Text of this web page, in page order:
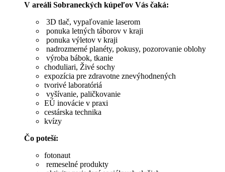
V areáli Sobraneckých kúpeľov Vás čaká:
3D tlač, vypaľovanie laserom
ponuka letných táborov v kraji
ponuka výletov v kraji
nadrozmerné planéty, pokusy, pozorovanie oblohy
výroba bábok, tkanie
choduliari, Živé sochy
expozícia pre zdravotne znevýhodnených
tvorivé laboratóriá
vyšívanie, paličkovanie
EÚ inovácie v praxi
cestárska technika
kvízy
Čo poteší:
fotonaut
remeselné produkty